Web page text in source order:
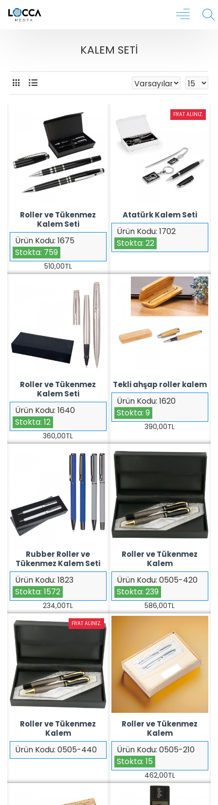
KALEM SETI
Ürün Kodu: 1675
Stokta: 759
Roller ve Tükenmez
Kalem Seti
510,00TL
FIYAT ALINIZ.
Ürün Kodu: 1702
Stokta: 22
Atatürk Kalem Seti
Ürün Kodu: 1640
Stokta: 12
Roller ve Tükenmez
Kalem Seti
360,00TL
Ürün Kodu: 1620
Stokta: 9
Tekli ahşap roller kalem
390,00TL
Ürün Kodu: 1823
Stokta: 1572
Rubber Roller ve
Tükenmez Kalem Seti
234,00TL
Ürün Kodu: 0505-420
Stokta: 239
Roller ve Tükenmez
Kalem
586,00TL
FIYAT ALINIZ.
Ürün Kodu: 0505-440
Roller ve Tükenmez
Kalem
Ürün Kodu: 0505-210
Stokta: 15
Roller ve Tükenmez
Kalem
462,00TL